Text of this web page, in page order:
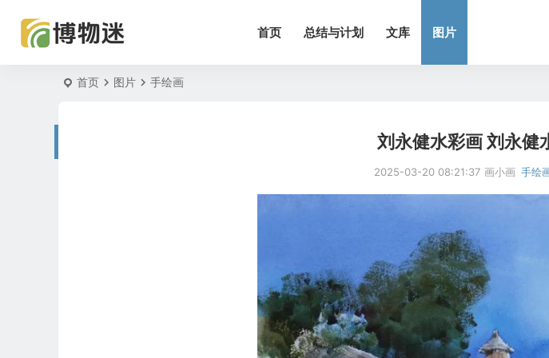
首页 总结与计划 文库 图片
首页 图片 手绘画
刘永健水彩画 刘永健
2025-03-20 08:21:37 画小画 手绘